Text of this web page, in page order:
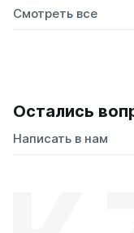
Смотреть все
Остались
Написать в нам